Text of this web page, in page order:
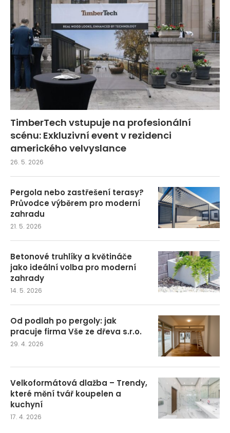
TimberTech vstupuje na profesionální
scénu: Exkluzivní event v rezidenci
amerického velvyslance
26. 5. 2026
Pergola nebo zastřešení terasy?
Průvodce výběrem pro moderní
zahradu
21. 5. 2026
Betonové truhlíky a květináče
jako ideální volba pro moderní
zahrady
14. 5. 2026
Od podlah po pergoly: jak
pracuje firma Vše ze dřeva s.r.o.
29. 4. 2026
Velkoformátová dlažba – Trendy,
které mění tvář koupelen a
kuchyní
17. 4. 2026